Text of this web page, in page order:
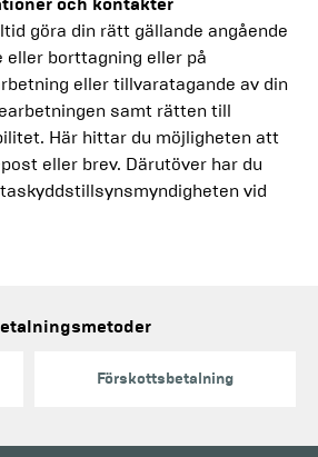
göra din rätt gällande angående
eller borttagning eller på
eller tillvaratagande av din
samt rätten till
Här hittar du möjligheten att
eller brev. Därutöver har du
vid
Förskottsbetalning